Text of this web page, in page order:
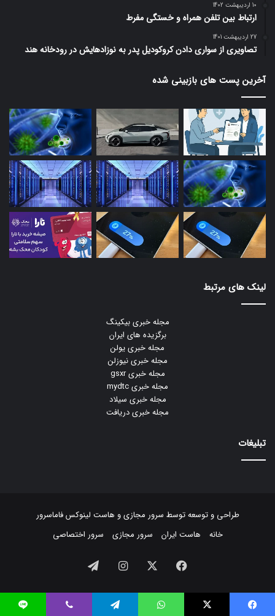
10 اردیبهشت 1402
ارتباط بین تلفن همراه و خستگی مفرط
27 اردیبهشت 1401
تصاویری از سواری دادن کروکودیل پدر به نوزادهایش در رودخانه هند
آخرین پست های بازبینی شده
لینک های مرتبط
مجله خبری بیکینگ
برگزیده های ایران
مجله خبری یولن
مجله خبری نیوزلن
مجله خبری gsxr
مجله خبری mydtc
مجله خبری سیلاد
مجله خبری دریافت
تبلیغات
طراحی و توسعه توسط سرور مجازیو هاست لینوکسفاماسرور
خانه
هاست ایران سرور مجازی سرور اختصاصی
فیسبوک ایکس اینستاگرام